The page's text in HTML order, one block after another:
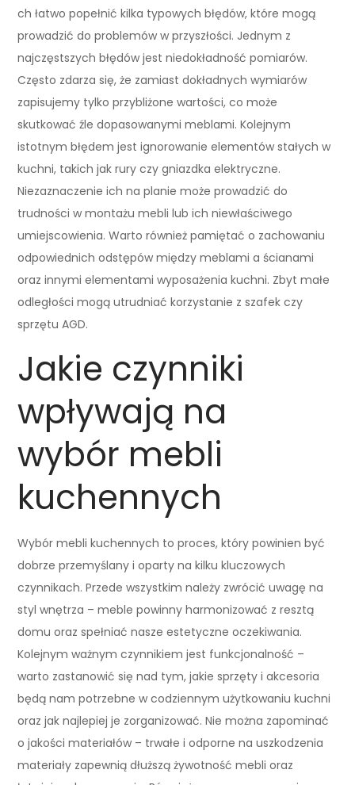
ch łatwo popełnić kilka typowych błędów, które mogą
prowadzić do problemów w przyszłości. Jednym z
najczęstszych błędów jest niedokładność pomiarów.
Często zdarza się, że zamiast dokładnych wymiarów
zapisujemy tylko przybliżone wartości, co może
skutkować źle dopasowanymi meblami. Kolejnym
istotnym błędem jest ignorowanie elementów stałych w
kuchni, takich jak rury czy gniazdka elektryczne.
Niezaznaczenie ich na planie może prowadzić do
trudności w montażu mebli lub ich niewłaściwego
umiejscowienia. Warto również pamiętać o zachowaniu
odpowiednich odstępów między meblami a ścianami
oraz innymi elementami wyposażenia kuchni. Zbyt małe
odległości mogą utrudniać korzystanie z szafek czy
sprzętu AGD.
Jakie czynniki
wpływają na
wybór mebli
kuchennych
Wybór mebli kuchennych to proces, który powinien być
dobrze przemyślany i oparty na kilku kluczowych
czynnikach. Przede wszystkim należy zwrócić uwagę na
styl wnętrza – meble powinny harmonizować z resztą
domu oraz spełniać nasze estetyczne oczekiwania.
Kolejnym ważnym czynnikiem jest funkcjonalność –
warto zastanowić się nad tym, jakie sprzęty i akcesoria
będą nam potrzebne w codziennym użytkowaniu kuchni
oraz jak najlepiej je zorganizować. Nie można zapominać
o jakości materiałów – trwałe i odporne na uszkodzenia
materiały zapewnią dłuższą żywotność mebli oraz